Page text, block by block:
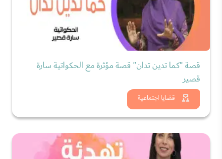
قضايا اجتماعية
قصة "كما تدين تدان" قصة مؤثرة مع الحكواتية سارة
قصير
شاهد الان